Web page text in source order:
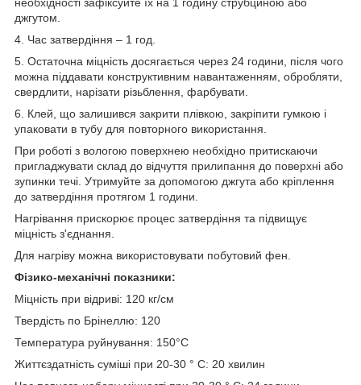
джгутом.
4. Час затвердіння – 1 год.
5. Остаточна міцність досягається через 24 години, після чого
можна піддавати конструктивним навантаженням, обробляти,
свердлити, нарізати різьблення, фарбувати.
6. Клей, що залишився закрити плівкою, закріпити гумкою і
упаковати в тубу для повторного використання.
При роботі з вологою поверхнею необхідно притискаючи
пригладжувати склад до відчуття прилипання до поверхні або
зупинки течі. Утримуйте за допомогою джгута або кріплення
до затвердіння протягом 1 години.
Нагрівання прискорює процес затвердіння та підвищує
міцність з'єднання.
Для нагріву можна використовувати побутовий фен.
Фізико-механічні показники:
Міцність при відриві: 120 кг/см
Твердість по Брінеллю: 120
Температура руйнування: 150°C
Життєздатність суміші при 20-30 ° C: 20 хвилин